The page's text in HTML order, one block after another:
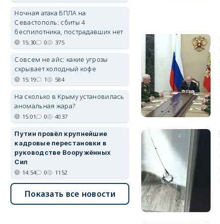
Ночная атака БПЛА на
Севастополь: сбиты 4
беспилотника, пострадавших нет
15:30 0 375
Совсем не айс: какие угрозы
скрывает холодный кофе
15:19 1 584
На сколько в Крыму установилась
аномальная жара?
15:01 0 4037
Путин провёл крупнейшие
кадровые перестановки в
руководстве Вооружённых
Сил
14:54 0 1152
Показать все новости